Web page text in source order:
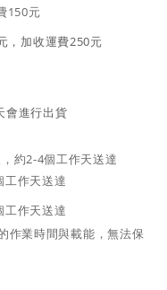
150元
，加收運費250元
會進行出貨
約2-4個工作天送達
工作天送達
工作天送達
間與載能，無法保